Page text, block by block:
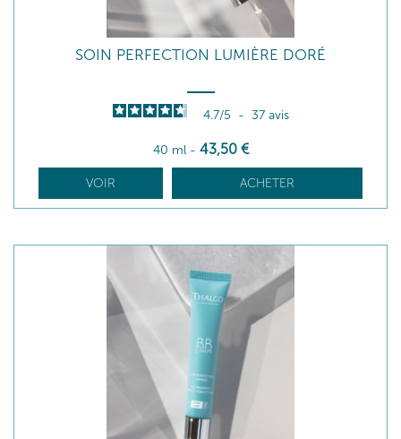
SOIN PERFECTION LUMIÈRE DORÉ
4.7/5 - 37 avis
40 ml - 43,50 €
VOIR ACHETER